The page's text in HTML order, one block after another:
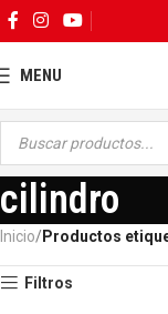
MENU
cilindro
Inicio Productos
Filtros